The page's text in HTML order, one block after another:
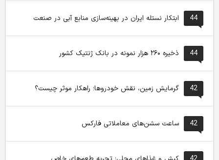
44 ابتکار نستله ایران در بهینه‌سازی منابع آبی در صنعت
44 ذخیره ۲۶۰ هزار نمونه در بانک ژنتیک کشور
42 گرمایش زمین، نقش خودروها؛ راهکار موثر چیست؟
42 ساعت سشن‌های معاملاتی فارکس